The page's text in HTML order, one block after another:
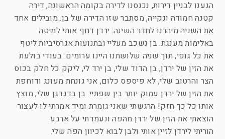
הגענו לבניין דירות, נכנסנו לדירה בקומה הראשונה, דירה
קטנה חמודה ונקייה, מסתבר שזו הדירה של בן. מובילים אחד
את השניה מיהרנו לחדר השינה. ירדן דחף אותי למיטה
באלימות מענגת. בן נשכב מעליי ובתנועות אגרסיביות ליטף
את כל גופי, תוך שניה שלושתנו היינו ערומים. בעודי בולעת
את הזין של ירדן, בן הדוד שלי, בן ירד לי, ליקק כל חלק בכוס
הצר והרטוב שלי, לא פיספס כלום, אני גונחת מעונג ודוחפת
את הזין של ירדן עמוק יותר בין שפתיי. בן בדגדגן שלי, מוצץ
אותו כל כך חזק! הרגשתי שאני גומרת ומיד אמרתי לו לעצור
הוצאתי את הזין של ירדן מהפה ונעמדתי על ארבע.
הוריתי לירדן לזיין אותי ולבן לבוא לכיוון הפה שלי.